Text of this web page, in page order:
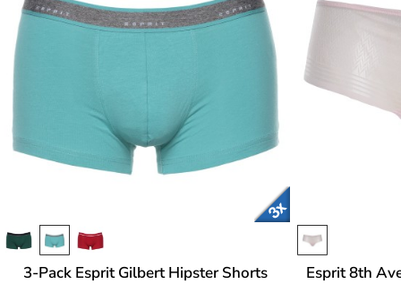
3-Pack Esprit Gilbert Hipster Shorts Esprit 8th